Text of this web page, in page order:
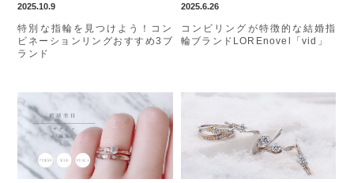
2025.10.9
特別な指輪を見つけよう！コン
ビネーションリングおすすめ3ブ
ランド
2025.6.26
コンビリングが特徴的な結婚指
輪ブランドLOREnovel「vid」